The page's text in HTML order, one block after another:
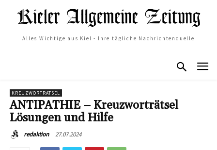
Alles Wichtige aus Kiel - Ihre tägliche Nachrichtenquelle
KREUZWORTRÄTSEL
ANTIPATHIE – Kreuzworträtsel
Lösungen und Hilfe
redaktion 27.07.2024